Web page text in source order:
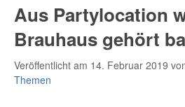
Aus Partylocation
Brauhaus gehört
Veröffentlicht am 14. Februar 2019
Themen